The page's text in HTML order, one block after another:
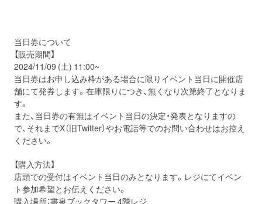
当日券について
【販売期間】
2024/11/09 (土) 11:00~
当日券はお申し込み枠がある場合に限りイベント当日に開催店
舗にて発券します。在庫限りにつき、無くなり次第終了となりま
す。
また、当日券の有無はイベント当日の決定・発表となりますの
で、それまでX（旧Twitter）やお電話等でのお問い合わせはお控え
ください。
【購入方法】
店頭での受付はイベント当日のみとなります。レジにてイベン
ト参加希望とお伝えください。
購入場所：書泉ブックタワー 4階レジ